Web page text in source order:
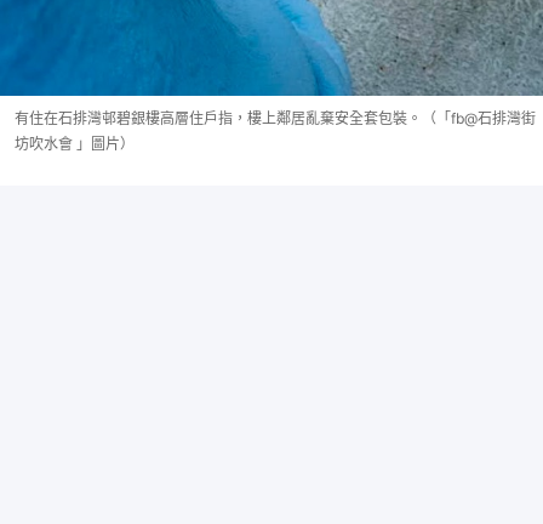
有住在石排灣邨碧銀樓高層住戶指，樓上鄰居亂棄安全套包裝。（「fb@石排灣街
坊吹水會 」圖片）